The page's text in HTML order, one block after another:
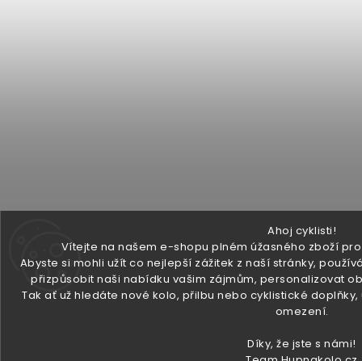
Ahoj cyklisti!
Vítejte na našem e-shopu plném úžasného zboží
Abyste si mohli užít co nejlepší zážitek z naší stránky,
přizpůsobit naši nabídku vašim zájmům, personalizovat
Tak ať už hledáte nové kolo, přilbu nebo cyklistické
omezení.
Díky, že jste s námi!